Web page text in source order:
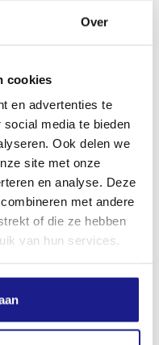
Over
cookies
en advertenties te
media te bieden
Ook delen we
site met onze
en analyse. Deze
met andere
of die ze hebben
van hun services.
MAAT S